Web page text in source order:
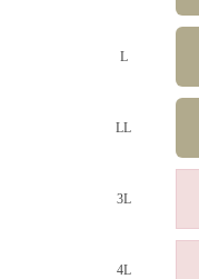
L
LL
3L
4L